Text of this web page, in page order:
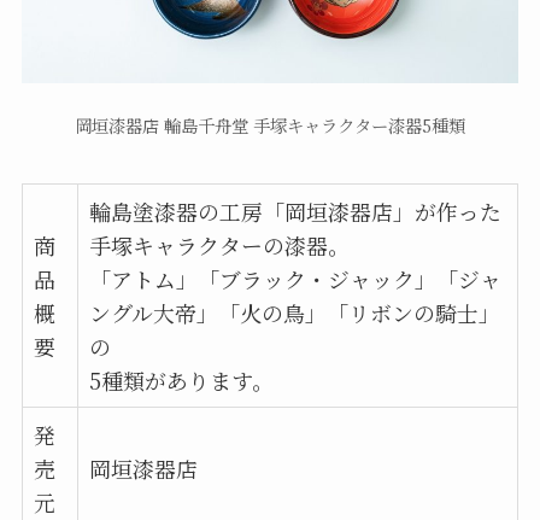
岡垣漆器店 輪島千舟堂 手塚キャラクター漆器5種類
商
品
概
要
輪島塗漆器の工房「岡垣漆器店」が作った
手塚キャラクターの漆器。
「アトム」「ブラック・ジャック」「ジャ
ングル大帝」「火の鳥」「リボンの騎士」
の
5種類があります。
発
売
元
岡垣漆器店